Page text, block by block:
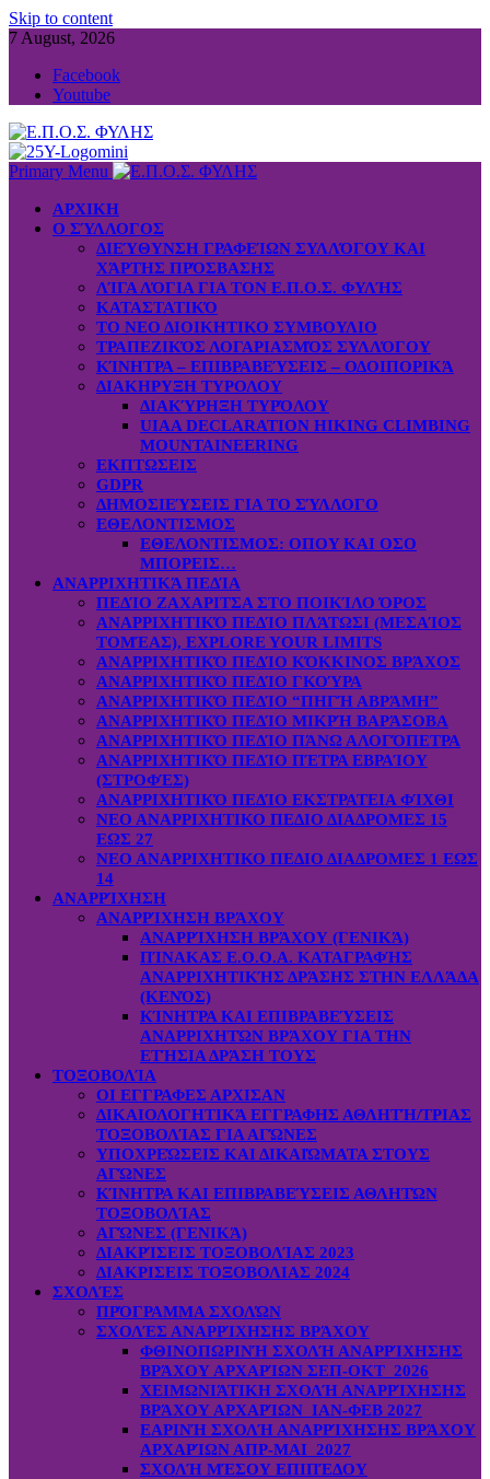
Skip to content
7 August, 2026
Facebook
Youtube
Primary Menu
ΑΡΧΙΚΗ
Ο ΣΎΛΛΟΓΟΣ
ΔΙΕΎΘΥΝΣΗ ΓΡΑΦΕΊΩΝ ΣΥΛΛΌΓΟΥ ΚΑΙ
ΧΆΡΤΗΣ ΠΡΌΣΒΑΣΗΣ
ΛΊΓΑ ΛΌΓΙΑ ΓΙΑ ΤΟΝ Ε.Π.Ο.Σ. ΦΥΛΉΣ
ΚΑΤΑΣΤΑΤΙΚΌ
ΤΟ ΝΕΟ ΔΙΟΙΚΗΤΙΚΟ ΣΥΜΒΟΥΛΙΟ
ΤΡΑΠΕΖΙΚΌΣ ΛΟΓΑΡΙΑΣΜΌΣ ΣΥΛΛΌΓΟΥ
ΚΊΝΗΤΡΑ – ΕΠΙΒΡΑΒΕΎΣΕΙΣ – ΟΔΟΙΠΟΡΙΚΆ
ΔΙΑΚΗΡΥΞΗ ΤΥΡΟΛΟΥ
ΔΙΑΚΎΡΗΞΗ ΤΥΡΌΛΟΥ
UIAA DECLARATION HIKING CLIMBING
MOUNTAINEERING
ΕΚΠΤΩΣΕΙΣ
GDPR
ΔΗΜΟΣΙΕΎΣΕΙΣ ΓΙΑ ΤΟ ΣΎΛΛΟΓΟ
ΕΘΕΛΟΝΤΙΣΜΟΣ
ΕΘΕΛΟΝΤΙΣΜΟΣ: OΠOY KAI ΟΣΟ
ΜΠΟΡΕΙΣ…
ΑΝΑΡΡΙΧΗΤΙΚΆ ΠΕΔΊΑ
ΠΕΔΊΟ ΖΑΧΑΡΙΤΣΑ ΣΤΟ ΠΟΙΚΊΛΟ ΌΡΟΣ
ΑΝΑΡΡΙΧΗΤΙΚΌ ΠΕΔΊΟ ΠΛΆΤΩΣΙ (ΜΕΣΑΊΟΣ
ΤΟΜΈΑΣ), EXPLORE YOUR LIMITS
ΑΝΑΡΡΙΧΗΤΙΚΌ ΠΕΔΊΟ ΚΌΚΚΙΝΟΣ ΒΡΆΧΟΣ
ΑΝΑΡΡΙΧΗΤΙΚΌ ΠΕΔΊΟ ΓΚΟΎΡΑ
ΑΝΑΡΡΙΧΗΤΙΚΌ ΠΕΔΊΟ “ΠΗΓΉ ΑΒΡΆΜΗ”
ΑΝΑΡΡΙΧΗΤΙΚΌ ΠΕΔΊΟ ΜΙΚΡΉ ΒΑΡΆΣΟΒΑ
ΑΝΑΡΡΙΧΗΤΙΚΌ ΠΕΔΊΟ ΠΆΝΩ ΑΛΟΓΌΠΕΤΡΑ
ΑΝΑΡΡΙΧΗΤΙΚΌ ΠΕΔΊΟ ΠΈΤΡΑ ΕΒΡΑΊΟΥ
(ΣΤΡΟΦΈΣ)
ΑΝΑΡΡΙΧΗΤΙΚΌ ΠΕΔΊΟ ΕΚΣΤΡΑΤΕΙΑ ΦΊΧΘΙ
ΝΕΟ ΑΝΑΡΡΙΧΗΤΙΚΟ ΠΕΔΙΟ ΔΙΑΔΡΟΜΕΣ 15
ΕΩΣ 27
ΝΕΟ ΑΝΑΡΡΙΧΗΤΙΚΟ ΠΕΔΙΟ ΔΙΑΔΡΟΜΕΣ 1 ΕΩΣ
14
ΑΝΑΡΡΊΧΗΣΗ
ΑΝΑΡΡΊΧΗΣΗ ΒΡΆΧΟΥ
ΑΝΑΡΡΊΧΗΣΗ ΒΡΆΧΟΥ (ΓΕΝΙΚΆ)
ΠΊΝΑΚΑΣ Ε.Ο.Ο.Α. ΚΑΤΑΓΡΑΦΉΣ
ΑΝΑΡΡΙΧΗΤΙΚΉΣ ΔΡΆΣΗΣ ΣΤΗΝ ΕΛΛΆΔΑ
(ΚΕΝΌΣ)
ΚΊΝΗΤΡΑ ΚΑΙ ΕΠΙΒΡΑΒΕΎΣΕΙΣ
ΑΝΑΡΡΙΧΗΤΏΝ ΒΡΆΧΟΥ ΓΙΑ ΤΗΝ
ΕΤΉΣΙΑ ΔΡΆΣΗ ΤΟΥΣ
ΤΟΞΟΒΟΛΊΑ
ΟΙ ΕΓΓΡΑΦΕΣ ΑΡΧΙΣΑΝ
ΔΙΚΑΙΟΛΟΓΗΤΙΚΆ ΕΓΓΡΑΦΗΣ ΑΘΛΗΤΉ/ΤΡΙΑΣ
ΤΟΞΟΒΟΛΊΑΣ ΓΙΑ ΑΓΏΝΕΣ
ΥΠΟΧΡΕΏΣΕΙΣ ΚΑΙ ΔΙΚΑΙΏΜΑΤΑ ΣΤΟΥΣ
ΑΓΏΝΕΣ
ΚΊΝΗΤΡΑ ΚΑΙ ΕΠΙΒΡΑΒΕΎΣΕΙΣ ΑΘΛΗΤΏΝ
ΤΟΞΟΒΟΛΊΑΣ
ΑΓΏΝΕΣ (ΓΕΝΙΚΆ)
ΔΙΑΚΡΊΣΕΙΣ ΤΟΞΟΒΟΛΊΑΣ 2023
ΔΙΑΚΡΙΣΕΙΣ ΤΟΞΟΒΟΛΙΑΣ 2024
ΣΧΟΛΈΣ
ΠΡΌΓΡΑΜΜΑ ΣΧΟΛΏΝ
ΣΧΟΛΈΣ ΑΝΑΡΡΊΧΗΣΗΣ ΒΡΆΧΟΥ
ΦΘΙΝΟΠΩΡΙΝΉ ΣΧΟΛΉ ΑΝΑΡΡΊΧΗΣΗΣ
ΒΡΆΧΟΥ ΑΡΧΑΡΊΩΝ ΣΕΠ-ΟΚΤ 2026
ΧΕΙΜΩΝΙΆΤΙΚΗ ΣΧΟΛΉ ΑΝΑΡΡΊΧΗΣΗΣ
ΒΡΆΧΟΥ ΑΡΧΑΡΊΩΝ ΙΑΝ-ΦΕΒ 2027
ΕΑΡΙΝΉ ΣΧΟΛΉ ΑΝΑΡΡΊΧΗΣΗΣ ΒΡΆΧΟΥ
ΑΡΧΑΡΊΩΝ ΑΠΡ-ΜΑΙ 2027
ΣΧΟΛΉ ΜΈΣΟΥ ΕΠΙΠΈΔΟΥ